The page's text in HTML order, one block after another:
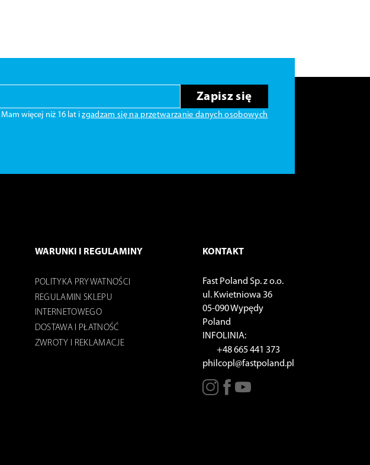
Zapisz się
Mam więcej niż 16 lat izgadzam się na przetwarzanie danych osobowych
WARUNKI I REGULAMINY
POLITYKA PRYWATNOŚCI
REGULAMIN SKLEPU
INTERNETOWEGO
DOSTAWA I PŁATNOŚĆ
ZWROTY I REKLAMACJE
KONTAKT
Fast Poland Sp. z o.o.
ul. Kwietniowa 36
05-090 Wypędy
Poland
INFOLINIA:
+48 665 441 373
philcopl@fastpoland.pl